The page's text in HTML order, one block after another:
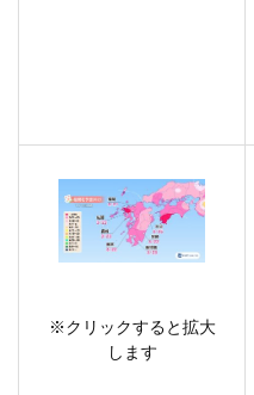
※クリックすると拡大
します